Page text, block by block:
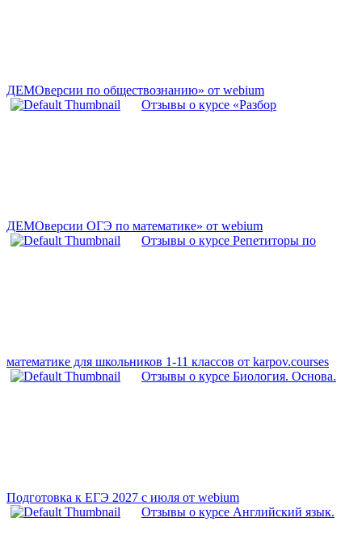
ДЕМОверсии по обществознанию» от webium
Отзывы о курсе «Разбор
ДЕМОверсии ОГЭ по математике» от webium
Отзывы о курсе Репетиторы по
математике для школьников 1-11 классов от karpov.courses
Отзывы о курсе Биология. Основа.
Подготовка к ЕГЭ 2027 с июля от webium
Отзывы о курсе Английский язык.